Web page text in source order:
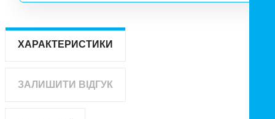
ХАРАКТЕРИСТИКИ
ЗАЛИШИТИ ВІДГУК